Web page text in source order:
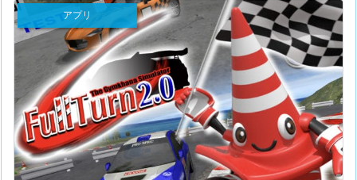
アプリ